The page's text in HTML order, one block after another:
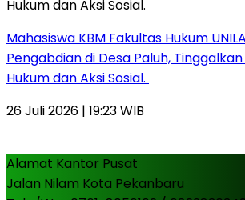
Mahasiswa KBM Fakultas Hukum
Pengabdian di Desa Paluh,
Hukum dan Aksi Sosial.
26 Juli 2026 | 19:23 WIB
Alamat Kantor Pusat
Jalan Nilam Kota Pekanbaru